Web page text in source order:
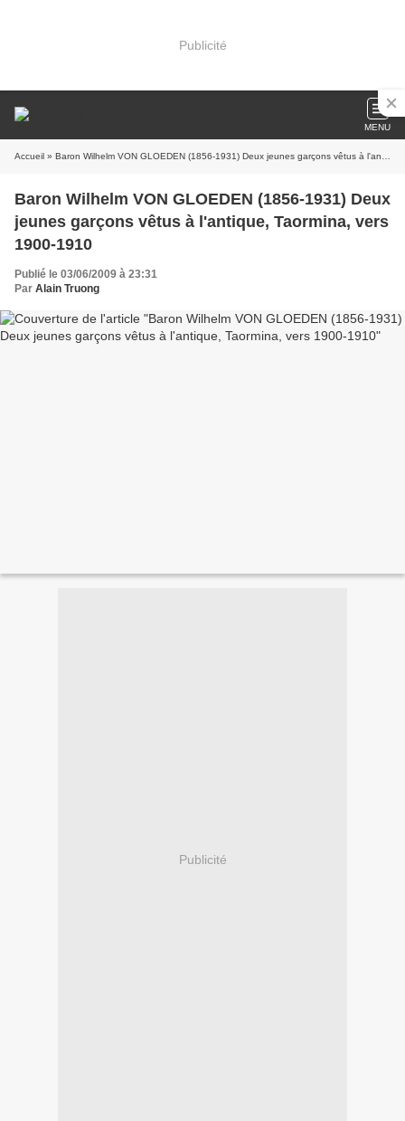
Publicité
MENU
Accueil » Baron Wilhelm VON GLOEDEN (1856-1931) Deux jeunes garçons vêtus à l'antique, Taormina, vers 1900-1910
Baron Wilhelm VON GLOEDEN (1856-1931) Deux
jeunes garçons vêtus à l'antique, Taormina, vers
1900-1910
Publié le 03/06/2009 à 23:31
Par Alain Truong
Publicité